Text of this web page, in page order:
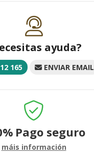
ayuda?
165 ENVIAR EMAIL
Pago seguro
máis información